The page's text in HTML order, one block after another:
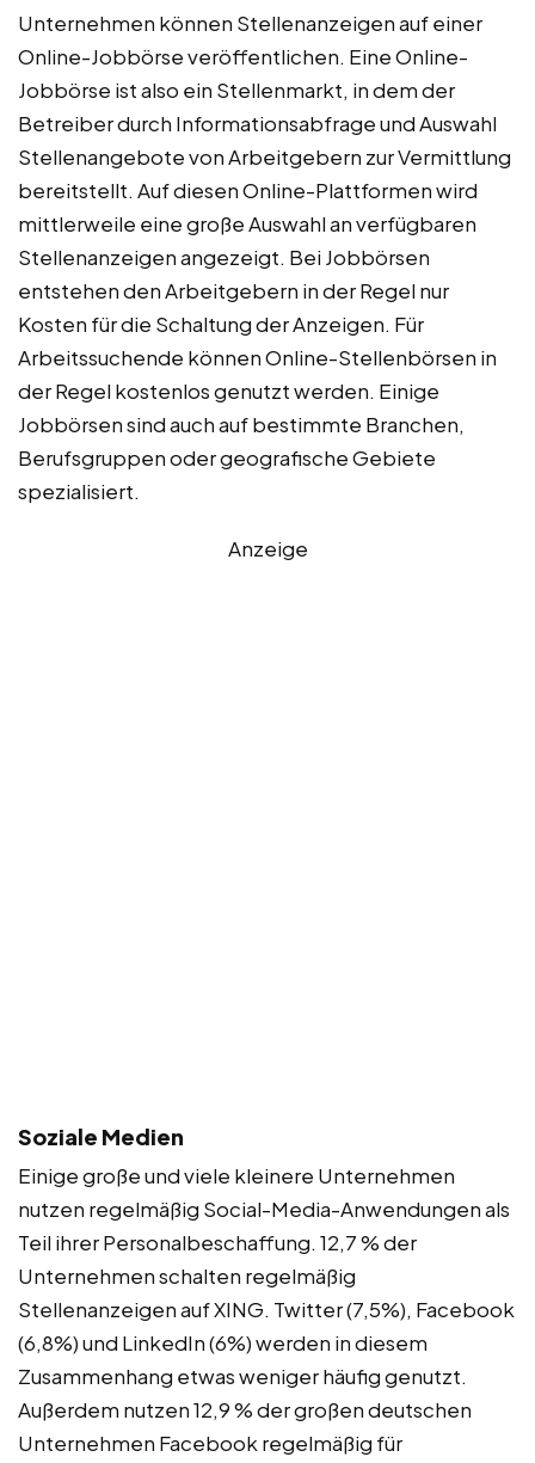
Unternehmen können Stellenanzeigen auf einer
Online-Jobbörse veröffentlichen. Eine Online-
Jobbörse ist also ein Stellenmarkt, in dem der
Betreiber durch Informationsabfrage und Auswahl
Stellenangebote von Arbeitgebern zur Vermittlung
bereitstellt. Auf diesen Online-Plattformen wird
mittlerweile eine große Auswahl an verfügbaren
Stellenanzeigen angezeigt. Bei Jobbörsen
entstehen den Arbeitgebern in der Regel nur
Kosten für die Schaltung der Anzeigen. Für
Arbeitssuchende können Online-Stellenbörsen in
der Regel kostenlos genutzt werden. Einige
Jobbörsen sind auch auf bestimmte Branchen,
Berufsgruppen oder geografische Gebiete
spezialisiert.
Anzeige
Soziale Medien
Einige große und viele kleinere Unternehmen
nutzen regelmäßig Social-Media-Anwendungen als
Teil ihrer Personalbeschaffung. 12,7 % der
Unternehmen schalten regelmäßig
Stellenanzeigen auf XING. Twitter (7,5%), Facebook
(6,8%) und LinkedIn (6%) werden in diesem
Zusammenhang etwas weniger häufig genutzt.
Außerdem nutzen 12,9 % der großen deutschen
Unternehmen Facebook regelmäßig für